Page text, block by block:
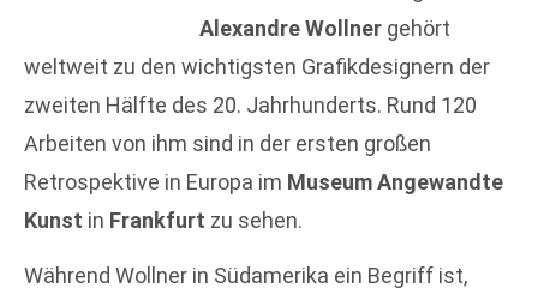
Alexandre Wollner gehört
weltweit zu den wichtigsten Grafikdesignern der
zweiten Hälfte des 20. Jahrhunderts. Rund 120
Arbeiten von ihm sind in der ersten großen
Retrospektive in Europa im Museum Angewandte
Kunst in Frankfurt zu sehen.
Während Wollner in Südamerika ein Begriff ist,